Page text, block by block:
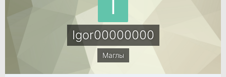
Igor00000000
Маглы